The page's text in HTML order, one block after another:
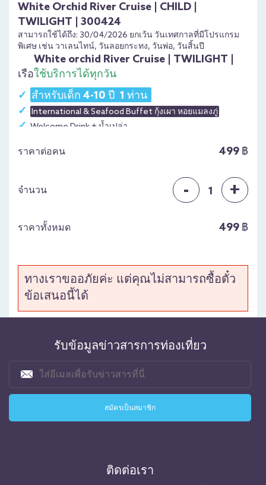
White Orchid River Cruise | CHILD |
TWILIGHT | 300424
สามารถใช้ได้ถึง: 30/04/2026 ยกเว้น วันเทศกาลที่มีโปรแกรม
พิเศษ เช่น วาเลนไทน์, วันลอยกระทง, วันพ่อ, วันสิ้นปี
เรือ
White orchid River Cruise | TWILIGHT |
ใช้บริการได้ทุกวัน
สำหรับเด็ก 4-10 ปี 1 ท่าน
International & Seafood Buffet กุ้งเผา หอยแมลงภู่
Welcome Drink + น้ำเปล่า
การแสดงดนตรีสด
เวลาลงทะเบียน 16.00 - 16.45 น. Asiatique โกดัง 7 และ
ฝั่งซ้ายมือสุด
ราคาต่อคน 499 ฿
จำนวน - 1 +
ราคาทั้งหมด 499 ฿
ทางเราขออภัยค่ะ แต่คุณไม่สามารถซื้อตั๋ว
ข้อเสนอนี้ได้
รับข้อมูลข่าวสารการท่องเที่ยว
ติดต่อเรา